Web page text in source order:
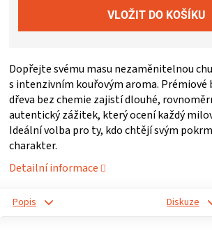
ZRÁNÍ
MASA
KUCHYNĚ
Dopřejte svému masu nezaměnitelnou
s intenzivním kouřovým aroma. Prémiové
dřeva bez chemie zajistí dlouhé,
autentický zážitek, který ocení každý
Ideální volba pro ty, kdo chtějí svým
charakter.
Detailní informace
Popis Diskuze